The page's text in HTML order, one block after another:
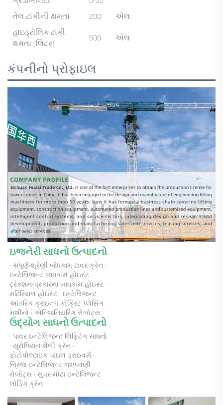
તેલ ટાંકીની ક્ષમતા
200
એલ
હાઇડ્રોલિક ટાંકી
ક્ષમતા (લિટર)
500 એલ
કંપનીનો પ્રોફાઇલ
ઇજનેરી સાધનો ઉત્પાદનો
· સંપૂર્ણ-શ્રેણી બાંધકામ ટાવર ક્રેન ·
ઇન્ટેલિજન્ટ બાંધકામ હોઇસ્ટ ·
ટ્રેક્શન-પ્રકારના બાંધકામ હોઇસ્ટ ·
મટિરિયલ હોઇસ્ટ · ઇન્ટેલિજન્ટ
આંતરિક ક્રાઇન્ગ કોંક્રિટ પ્લેસિંગ
મશીનો · એન્જિનિયરિંગ રોબોટ્સ
ઉદ્યોગ સાધનો ઉત્પાદનો
· પાવર ઇન્ટેલિજન્ટ લિફ્ટિંગ સાધનો
· યુરોપિયન-શૈલી ક્રેન ·
ફોટોવોલ્ટાઇક પાઇલ ડ્રાઇવર્સ ·
બ્રિજ ઇન્ટેલિજન્ટ જાળવણી
રોબોટ્સ · સુપર-મોટા ઇન્ટેલિજન્ટ
લોડિંગ ક્રેન